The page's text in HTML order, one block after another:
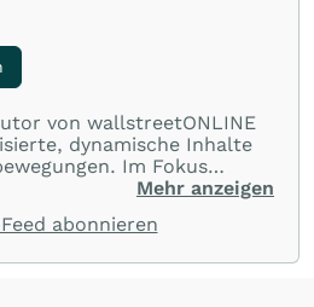
von wallstreetONLINE
dynamische Inhalte
Im Fokus
Branchentrends und
– die Beiträge sind kurz,
Mehr anzeigen
abonnieren